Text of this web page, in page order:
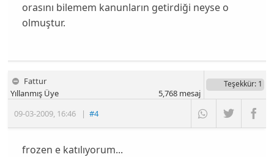
orasını bilemem kanunların getirdiği neyse o
olmuştur.
Fattur
09-03-2009, 16:46 |#4
Yıllanmış Üye
Teşekkür: 1
5,768mesaj
frozen e katılıyorum...